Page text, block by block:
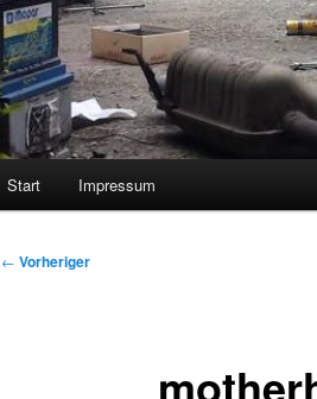
Start Impressum
Beitragsnavigation
← Vorheriger